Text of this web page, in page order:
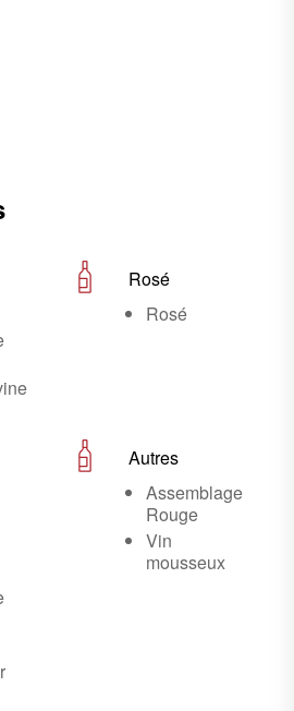
Rosé
Rosé
Autres
Assemblage
Rouge
Vin
mousseux